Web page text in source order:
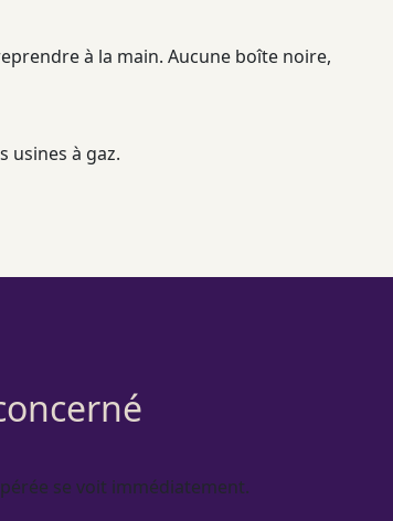
à la main. Aucune boîte noire,
usines à gaz.
se voit immédiatement.